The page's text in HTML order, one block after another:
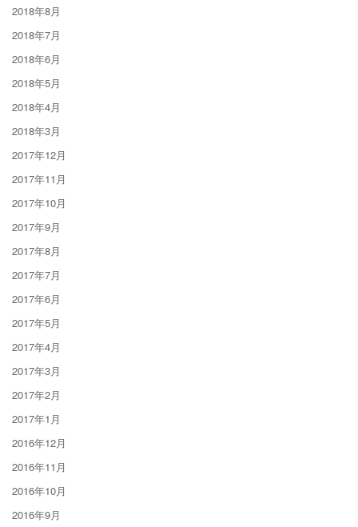
2018年8月
2018年7月
2018年6月
2018年5月
2018年4月
2018年3月
2017年12月
2017年11月
2017年10月
2017年9月
2017年8月
2017年7月
2017年6月
2017年5月
2017年4月
2017年3月
2017年2月
2017年1月
2016年12月
2016年11月
2016年10月
2016年9月